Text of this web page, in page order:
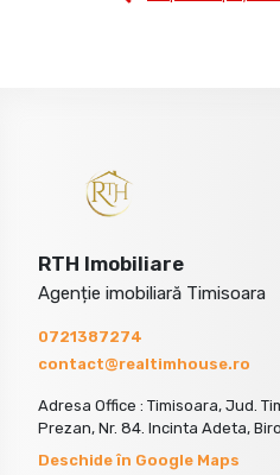
RTH Imobiliare
Agenție imobiliară Timisoara
0721387274
contact@realtimhouse.ro
Adresa Office : Timisoara, Jud.
Prezan, Nr. 84. Incinta Adeta,
Deschide în Google Maps